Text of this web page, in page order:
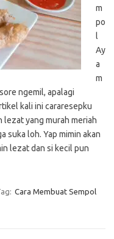
m
po
l
Ay
a
m
ngemil, apalagi
kali ini cararesepku
lezat yang murah meriah
suka loh. Yap mimin akan
lezat dan si kecil pun
Cara Membuat Sempol